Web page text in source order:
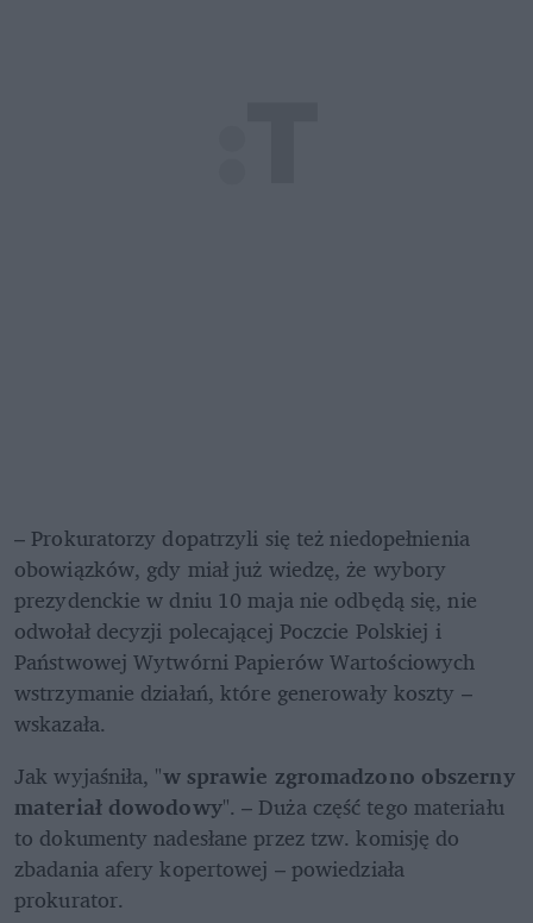
– Prokuratorzy dopatrzyli się też niedopełnienia
obowiązków, gdy miał już wiedzę, że wybory
prezydenckie w dniu 10 maja nie odbędą się, nie
odwołał decyzji polecającej Poczcie Polskiej i
Państwowej Wytwórni Papierów Wartościowych
wstrzymanie działań, które generowały koszty –
wskazała.
Jak wyjaśniła, "w sprawie zgromadzono obszerny
materiał dowodowy". – Duża część tego materiału
to dokumenty nadesłane przez tzw. komisję do
zbadania afery kopertowej – powiedziała
prokurator.